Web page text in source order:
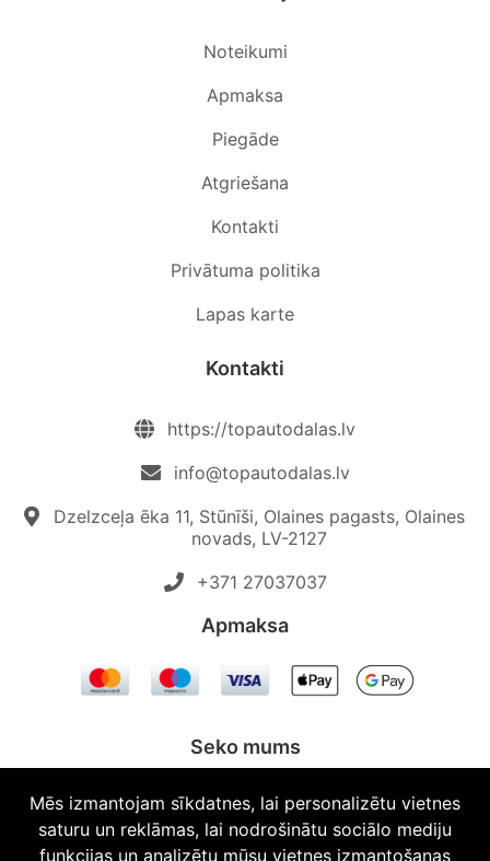
Noteikumi
Apmaksa
Piegāde
Atgriešana
Kontakti
Privātuma politika
Lapas karte
Kontakti
https://topautodalas.lv
info@topautodalas.lv
Dzelzceļa ēka 11, Stūnīši, Olaines pagasts, Olaines
novads, LV-2127
+371 27037037‬
Apmaksa
Seko mums
Mēs izmantojam sīkdatnes, lai personalizētu vietnes
saturu un reklāmas, lai nodrošinātu sociālo mediju
funkcijas un analizētu mūsu vietnes izmantošanas